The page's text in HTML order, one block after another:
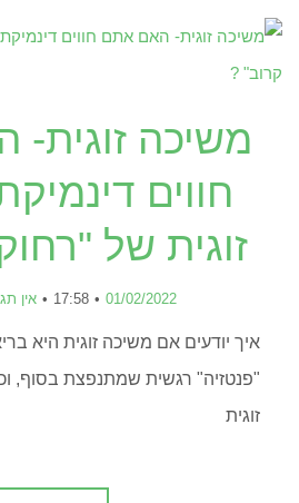
משיכה
חווים
זוגית של
01/02/2022
17:58 אין
איך יודעים אם משיכה זוגית היא
"פנטזיה" רגשית שמתנפצת בסוף,
זוגית